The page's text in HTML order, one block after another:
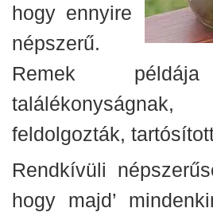
hogy ennyire
népszerű.
Remek
feldolgozták,
Rendkívüli
hogy majd’